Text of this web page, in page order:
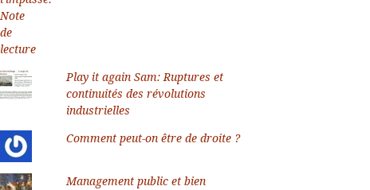
Play it again Sam: Ruptures et
continuités des révolutions
industrielles
Comment peut-on être de droite ?
Management public et bien